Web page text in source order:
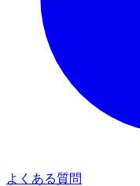
よくある質問